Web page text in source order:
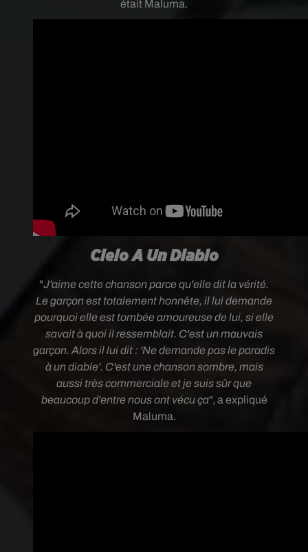
était Maluma.
Cielo A Un Diablo
"J'aime cette chanson parce qu'elle dit la vérité.
Le garçon est totalement honnête, il lui demande
pourquoi elle est tombée amoureuse de lui, si elle
savait à quoi il ressemblait. C'est un mauvais
garçon. Alors il lui dit : 'Ne demande pas le paradis
à un diable'. C'est une chanson sombre, mais
aussi très commerciale et je suis sûr que
beaucoup d'entre nous ont vécu ça", a expliqué
Maluma.